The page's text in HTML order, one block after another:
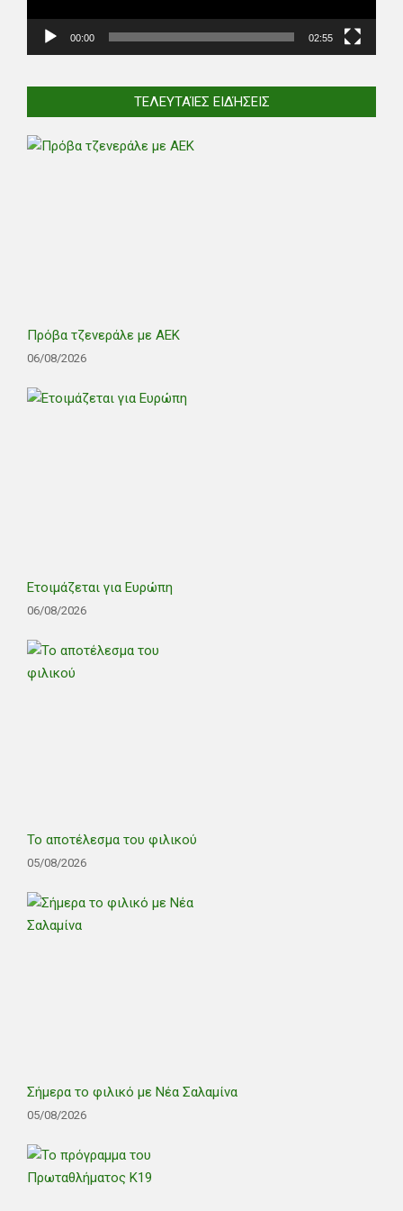
00:00 02:55
ΤΕΛΕΥΤΑΊΕΣ ΕΙΔΉΣΕΙΣ
Πρόβα τζενεράλε με ΑΕΚ
06/08/2026
Ετοιμάζεται για Ευρώπη
06/08/2026
Το αποτέλεσμα του φιλικού
05/08/2026
Σήμερα το φιλικό με Νέα Σαλαμίνα
05/08/2026